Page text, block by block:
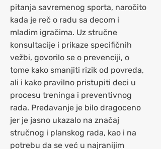
pitanja savremenog sporta, naročito
kada je reč o radu sa decom i
mladim igračima. Uz stručne
konsultacije i prikaze specifičnih
vežbi, govorilo se o prevenciji, o
tome kako smanjiti rizik od povreda,
ali i kako pravilno pristupiti deci u
procesu treninga i preventivnog
rada. Predavanje je bilo dragoceno
jer je jasno ukazalo na značaj
stručnog i planskog rada, kao i na
potrebu da se već u najranijim